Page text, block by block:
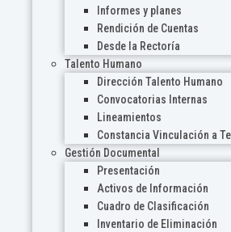
Informes y planes
Rendición de Cuentas
Desde la Rectoría
Talento Humano
Dirección Talento Humano
Convocatorias Internas
Lineamientos
Constancia Vinculación a
Gestión Documental
Presentación
Activos de Información
Cuadro de Clasificación
Inventario de Eliminación